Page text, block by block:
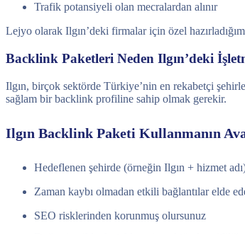
Trafik potansiyeli olan mecralardan alınır
Lejyo olarak Ilgın’deki firmalar için özel
Backlink Paketleri Neden Ilgın’deki
Ilgın, birçok sektörde Türkiye’nin en rekabetçi
sağlam bir backlink profiline sahip olmak gerekir.
Ilgın Backlink Paketi Kullanmanın
Hedeflenen şehirde (örneğin Ilgın + hizmet adı)
Zaman kaybı olmadan etkili bağlantılar elde
SEO risklerinden korunmuş olursunuz